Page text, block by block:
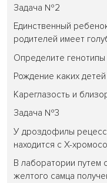
Задача №2
Единственный
родителей имеет
Определите
Рождение каких
Кареглазость и
Задача №3
У дроздофилы
находится с Х-
В лаборатории путем
желтого самца